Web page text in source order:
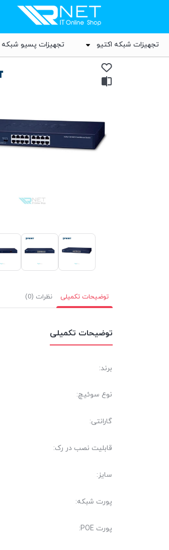
تجهیزات شبکه اکتیو تجهیزات پسیو شبکه
توضیحات تکمیلی نظرات (0)
توضیحات تکمیلی
برند:
نوع سوئیچ:
گارانتی:
قابلیت نصب در رک:
سایز:
پورت شبکه:
پورت POE: